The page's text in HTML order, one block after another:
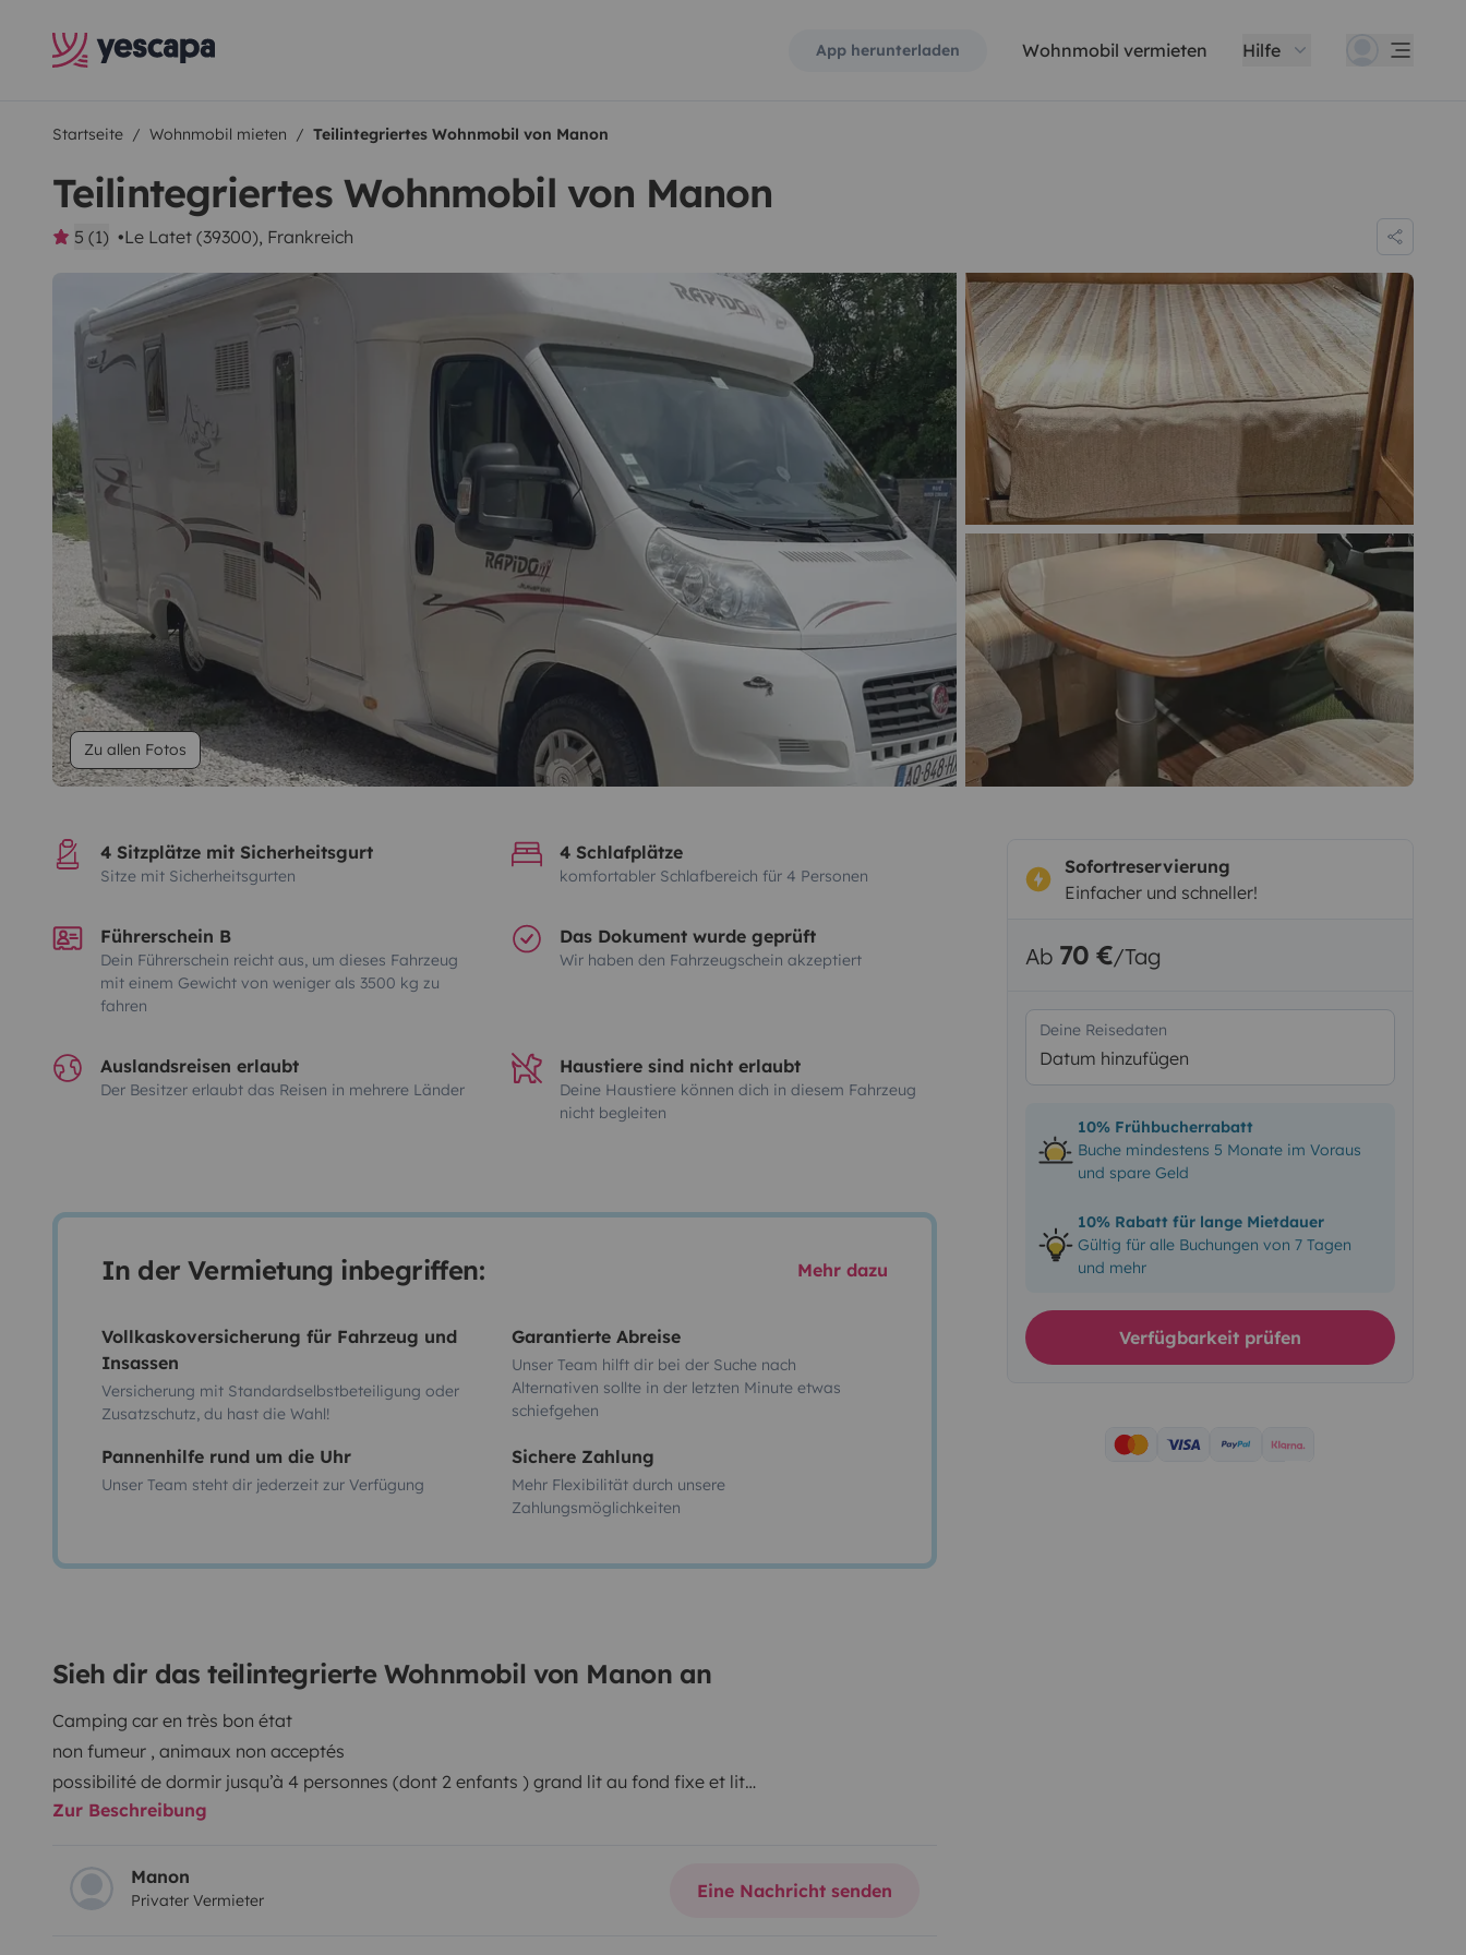
App herunterladen Wohnmobil vermieten Hilfe
Startseite Wohnmobil mieten Teilintegriertes Wohnmobil von Manon
Teilintegriertes Wohnmobil von Manon
5 (1) Le Latet (39300), Frankreich
Zu allen Fotos
4 Sitzplätze mit Sicherheitsgurt
Sitze mit Sicherheitsgurten
4 Schlafplätze
komfortabler Schlafbereich für 4 Personen
Führerschein B
Dein Führerschein reicht aus, um dieses Fahrzeug
mit einem Gewicht von weniger als 3500 kg zu
fahren
Das Dokument wurde geprüft
Wir haben den Fahrzeugschein akzeptiert
Auslandsreisen erlaubt
Der Besitzer erlaubt das Reisen in mehrere Länder
Haustiere sind nicht erlaubt
Deine Haustiere können dich in diesem Fahrzeug
nicht begleiten
In der Vermietung inbegriffen: Mehr dazu
Vollkaskoversicherung für Fahrzeug und
Insassen
Versicherung mit Standardselbstbeteiligung oder
Zusatzschutz, du hast die Wahl!
Garantierte Abreise
Unser Team hilft dir bei der Suche nach
Alternativen sollte in der letzten Minute etwas
schiefgehen
Pannenhilfe rund um die Uhr
Unser Team steht dir jederzeit zur Verfügung
Sichere Zahlung
Mehr Flexibilität durch unsere
Zahlungsmöglichkeiten
Sieh dir das teilintegrierte Wohnmobil von Manon an
Camping car en très bon état
non fumeur , animaux non acceptés
possibilité de dormir jusqu’à 4 personnes (dont 2 enfants ) grand lit au fond fixe et lit
dînette
deux chambres) ou une simple petite tente une personne
caméra de recul
Zur Beschreibung
Manon
Privater Vermieter Eine Nachricht senden
Sofortreservierung
Einfacher und schneller!
Ab 70 €/Tag
Deine Reisedaten
Datum hinzufügen
10% Frühbucherrabatt
Buche mindestens 5 Monate im Voraus
und spare Geld
10% Rabatt für lange Mietdauer
Gültig für alle Buchungen von 7 Tagen
und mehr
Verfügbarkeit prüfen